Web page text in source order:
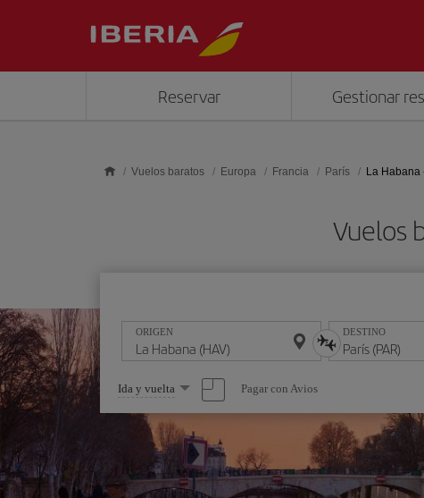
Reservar Gestionar
Vuelos baratos Europa Francia París La Habana
Vuelos
ORIGEN DESTINO
Seleccione
una
opción
Ida y vuelta Pagar con Avios